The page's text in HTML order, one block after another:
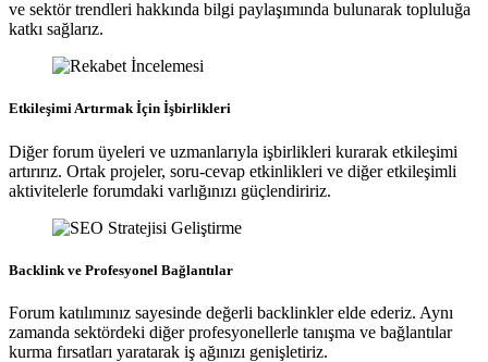
ve sektör trendleri hakkında bilgi paylaşımında bulunarak topluluğa
katkı sağlarız.
Etkileşimi Artırmak İçin İşbirlikleri
Diğer forum üyeleri ve uzmanlarıyla işbirlikleri kurarak etkileşimi
artırırız. Ortak projeler, soru-cevap etkinlikleri ve diğer etkileşimli
aktivitelerle forumdaki varlığınızı güçlendiririz.
Backlink ve Profesyonel Bağlantılar
Forum katılımınız sayesinde değerli backlinkler elde ederiz. Aynı
zamanda sektördeki diğer profesyonellerle tanışma ve bağlantılar
kurma fırsatları yaratarak iş ağınızı genişletiriz.